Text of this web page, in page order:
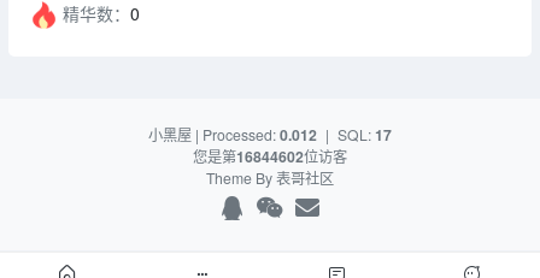
精华数： 0
小黑屋 | Processed:0.012 | SQL:17
您是第16844602位访客
Theme By表哥社区